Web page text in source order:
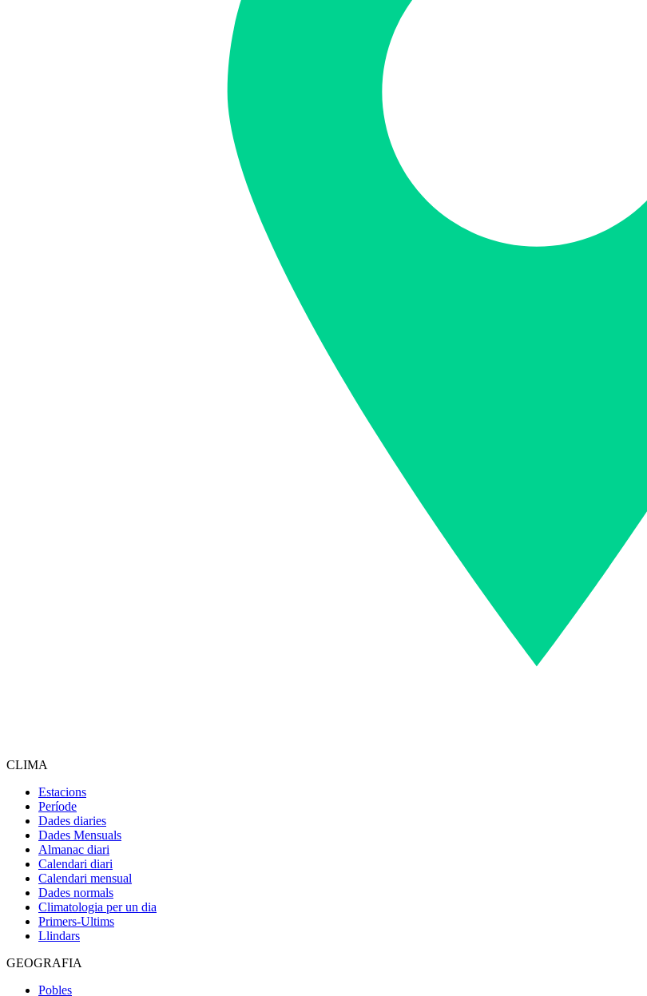
CLIMA
Estacions
Període
Dades diaries
Dades Mensuals
Almanac diari
Calendari diari
Calendari mensual
Dades normals
Climatologia per un dia
Primers-Ultims
Llindars
GEOGRAFIA
Pobles